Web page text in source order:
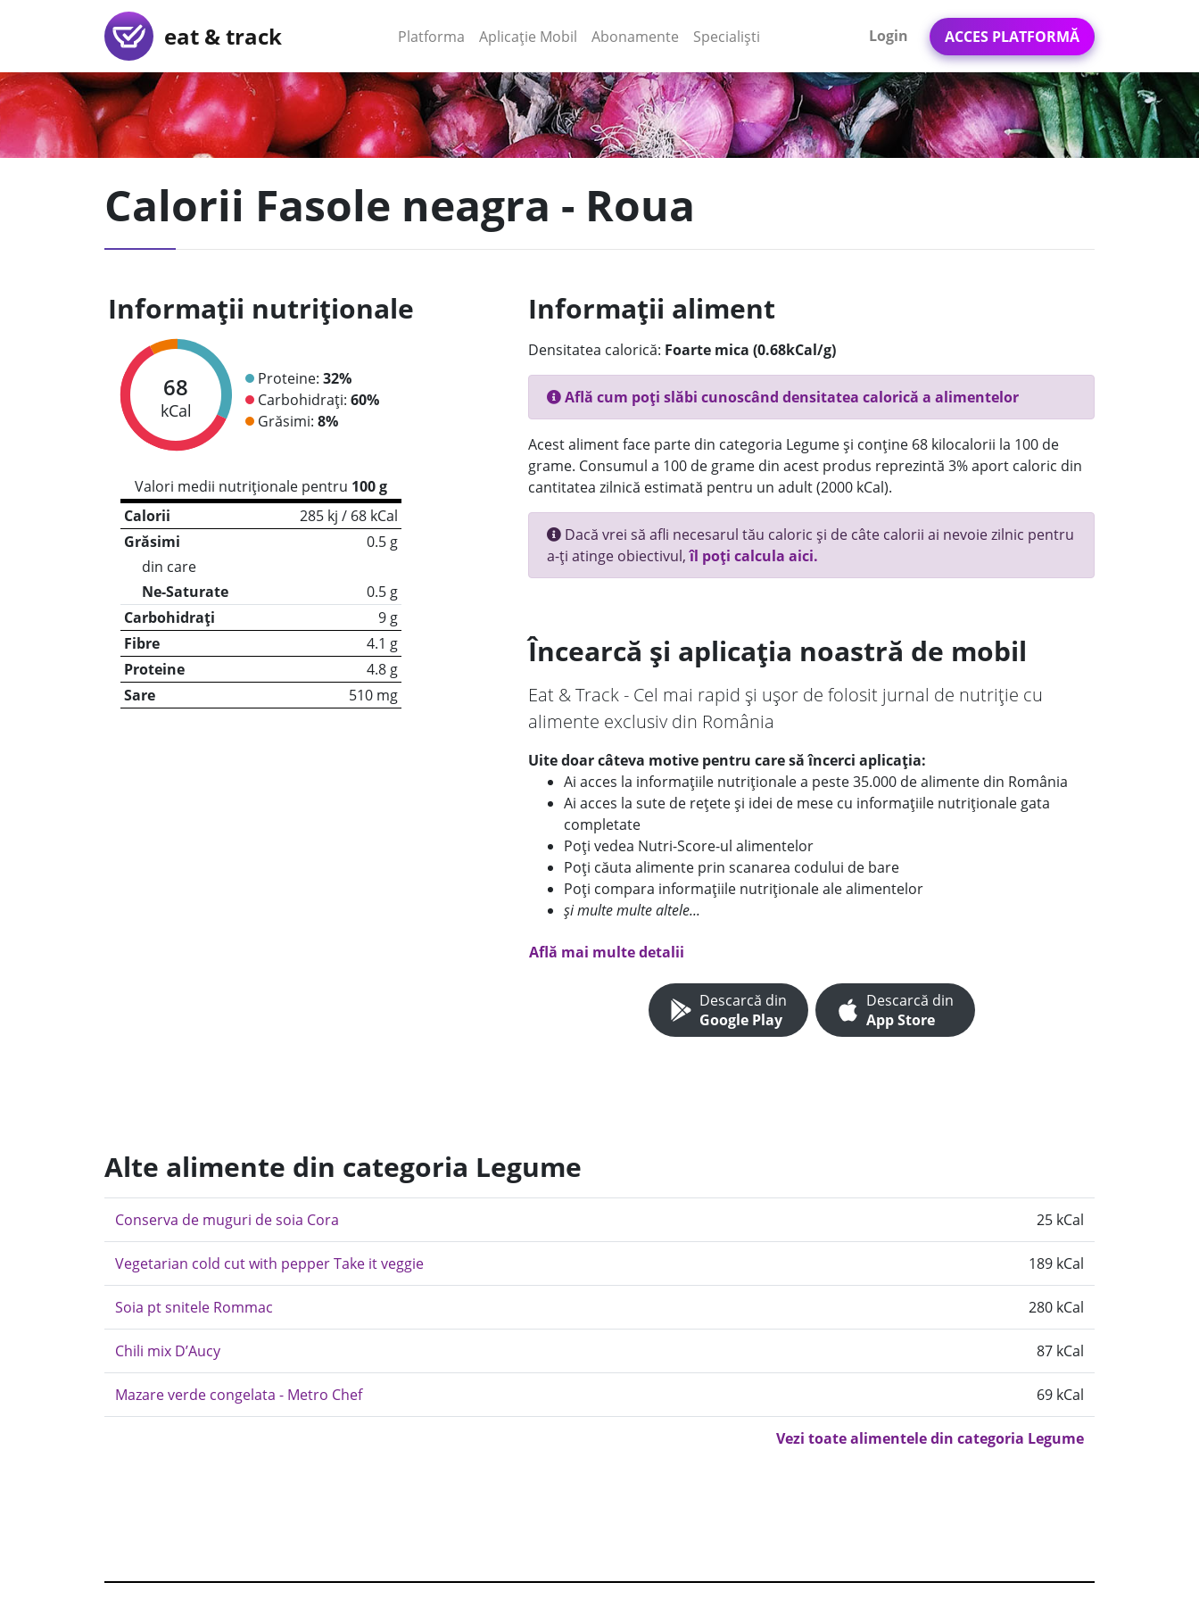
eat & track Platforma (current)
Aplicație Mobil (current)
Abonamente Specialiști Login ACCES PLATFORMĂ
Calorii Fasole neagra - Roua
Informații nutriționale
68
kCal
Proteine: 32%
Carbohidrați: 60%
Grăsimi: 8%
Valori medii nutriționale pentru 100 g
Calorii
285 kj / 68 kCal
Grăsimi
0.5 g
din care
Ne-Saturate
0.5 g
Carbohidrați
9 g
Fibre
4.1 g
Proteine
4.8 g
Sare
510 mg
Informații aliment
Densitatea calorică: Foarte mica (0.68kCal/g)
Află cum poți slăbi cunoscând densitatea calorică a alimentelor
Acest aliment face parte din categoria Legume și conține 68 kilocalorii la 100 de
grame. Consumul a 100 de grame din acest produs reprezintă 3% aport caloric din
cantitatea zilnică estimată pentru un adult (2000 kCal).
Dacă vrei să afli necesarul tău caloric și de câte calorii ai nevoie zilnic pentru
a-ți atinge obiectivul,îl poți calcula aici.
Încearcă și aplicația noastră de mobil
Eat & Track - Cel mai rapid și ușor de folosit jurnal de nutriție cu
alimente exclusiv din România
Uite doar câteva motive pentru care să încerci aplicația:
Ai acces la informațiile nutriționale a peste 35.000 de alimente din România
Ai acces la sute de rețete și idei de mese cu informațiile nutriționale gata
completate
Poți vedea Nutri-Score-ul alimentelor
Poți căuta alimente prin scanarea codului de bare
Poți compara informațiile nutriționale ale alimentelor
și multe multe altele...
Află mai multe detalii
Descarcă din
Google Play
Descarcă din
App Store
Alte alimente din categoria Legume
Conserva de muguri de soia Cora 25 kCal
Vegetarian cold cut with pepper Take it veggie 189 kCal
Soia pt snitele Rommac 280 kCal
Chili mix D’Aucy 87 kCal
Mazare verde congelata - Metro Chef 69 kCal
Vezi toate alimentele din categoria Legume